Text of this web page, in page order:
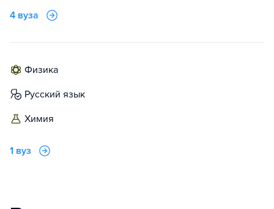
4 вуза
физика
русский язык
химия
1 вуз